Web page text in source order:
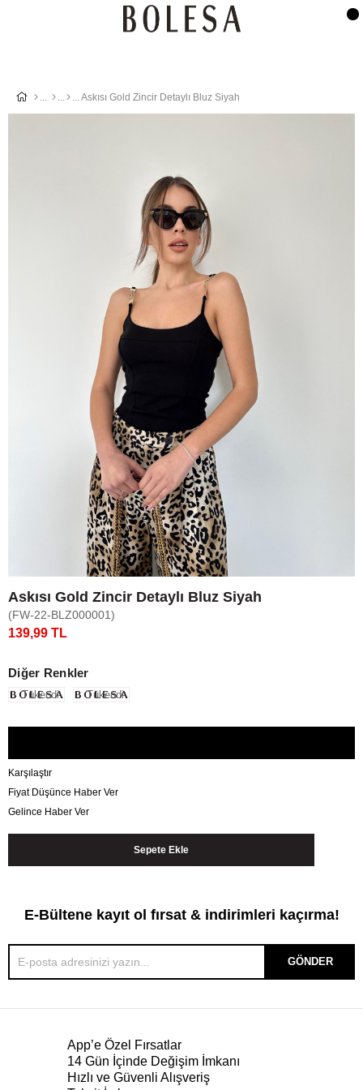
Askısı Gold Zincir Detaylı Bluz Siyah
Askısı Gold Zincir Detaylı Bluz Siyah
(FW-22-BLZ000001)
139,99 TL
Diğer Renkler
Tükendi Tükendi
Karşılaştır
Fiyat Düşünce Haber Ver
Gelince Haber Ver
E-Bültene kayıt ol fırsat & indirimleri kaçırma!
GÖNDER
App’e Özel Fırsatlar
14 Gün İçinde Değişim İmkanı
Hızlı ve Güvenli Alışveriş